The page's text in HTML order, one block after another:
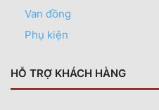
Van đồng
Phụ kiện
HỖ TRỢ KHÁCH HÀNG